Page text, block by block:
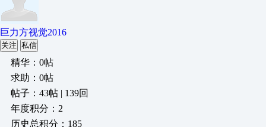
巨力方视觉2016
关注 私信
精华：0帖
求助：0帖
帖子：43帖 | 139回
年度积分：2
历史总积分：185